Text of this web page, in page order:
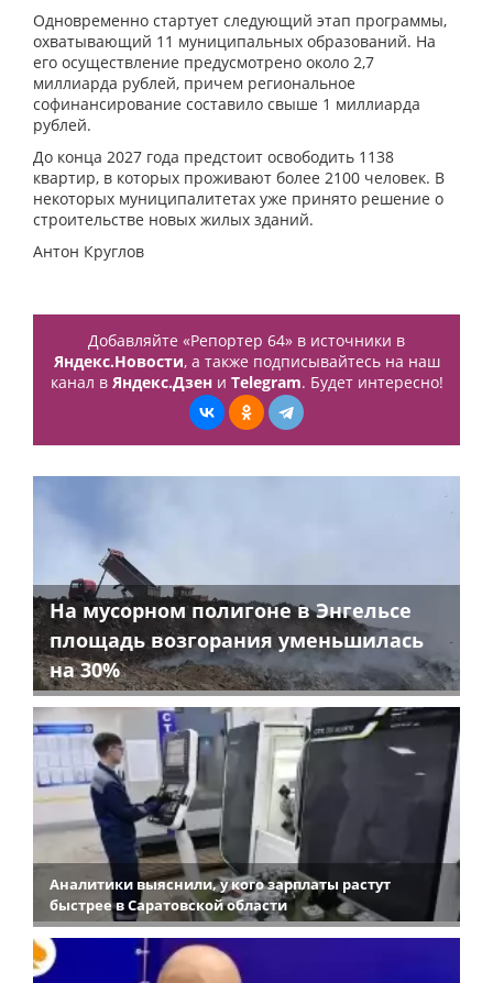
Одновременно стартует следующий этап программы,
охватывающий 11 муниципальных образований. На
его осуществление предусмотрено около 2,7
миллиарда рублей, причем региональное
софинансирование составило свыше 1 миллиарда
рублей.
До конца 2027 года предстоит освободить 1138
квартир, в которых проживают более 2100 человек. В
некоторых муниципалитетах уже принято решение о
строительстве новых жилых зданий.
Антон Круглов
Добавляйте «Репортер 64» в источники в
Яндекс.Новости, а также подписывайтесь на наш
канал в Яндекс.Дзени Telegram. Будет интересно!
На мусорном полигоне в Энгельсе
площадь возгорания уменьшилась
на 30%
Аналитики выяснили, у кого зарплаты растут
быстрее в Саратовской области